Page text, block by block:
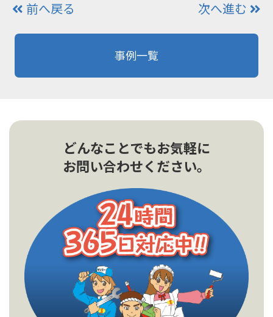
前へ戻る 次へ進む
事例一覧
どんなことでもお気軽に
お問い合わせください。